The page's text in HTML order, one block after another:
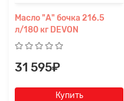
Масло "А" бочка 216.5
л/180 кг DEVON
31 595₽
Купить